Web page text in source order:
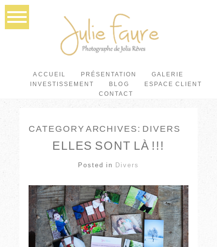
ACCUEIL PRÉSENTATION
GALERIE
INVESTISSEMENT
BLOG
ESPACE CLIENT
CONTACT
CATEGORY ARCHIVES: DIVERS
ELLES SONT LÀ !!!
Posted in Divers